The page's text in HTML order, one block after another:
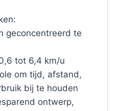
geconcentreerd te
tot 6,4 km/u
om tijd, afstand,
bij te houden
ontwerp,